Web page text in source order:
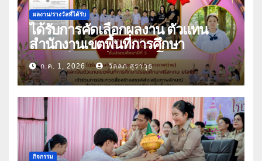
ผลงาน/รางวัลที่ได้รับ
ได้รับการคัดเลือกผลงาน ตัวแทน
สำนักงานเขตพื้นที่การศึกษา
มัธยมศึกษาศรีสะเกษ ยโสธร
ก.ค. 1, 2026 วัลลภ สุราวุธ
กิจกรรม